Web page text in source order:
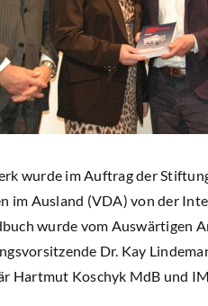
wurde im Auftrag der
im Ausland (VDA) von der
wurde vom Auswärtigen
Dr. Kay
Hartmut Koschyk MdB und